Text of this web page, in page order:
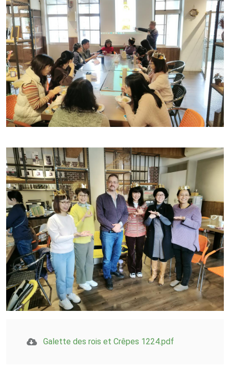
Galette des rois et Crêpes 1224.pdf